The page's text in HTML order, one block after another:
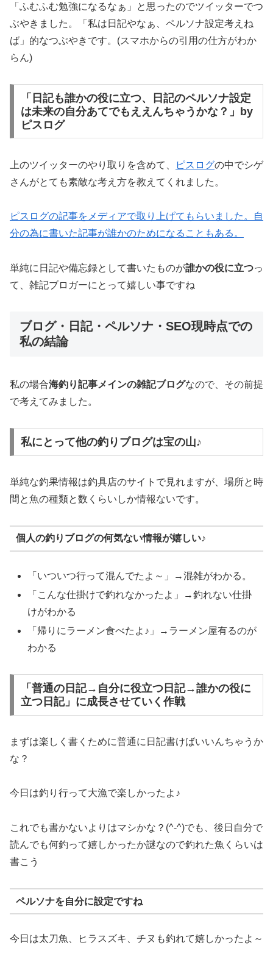
「ふむふむ勉強になるなぁ」と思ったのでツイッターでつ
ぶやきました。「私は日記やなぁ、ペルソナ設定考えね
ば」的なつぶやきです。(スマホからの引用の仕方がわか
らん)
「日記も誰かの役に立つ、日記のペルソナ設定
は未来の自分あてでもええんちゃうかな？」by
ピスログ
上のツイッターのやり取りを含めて、 ピスログの中でシゲ
さんがとても素敵な考え方を教えてくれました。
ピスログの記事をメディアで取り上げてもらいました。自
分の為に書いた記事が誰かのためになることもある。
単純に日記や備忘録として書いたものが誰かの役に立つっ
て、雑記ブロガーにとって嬉しい事ですね
ブログ・日記・ペルソナ・SEO現時点での
私の結論
私の場合海釣り記事メインの雑記ブログなので、その前提
で考えてみました。
私にとって他の釣りブログは宝の山♪
単純な釣果情報は釣具店のサイトで見れますが、場所と時
間と魚の種類と数くらいしか情報ないです。
個人の釣りブログの何気ない情報が嬉しい♪
「いついつ行って混んでたよ～」→混雑がわかる。
「こんな仕掛けで釣れなかったよ」→釣れない仕掛
けがわかる
「帰りにラーメン食べたよ♪」→ラーメン屋有るのが
わかる
「普通の日記→自分に役立つ日記→誰かの役に
立つ日記」に成長させていく作戦
まずは楽しく書くために普通に日記書けばいいんちゃうか
な？
今日は釣り行って大漁で楽しかったよ♪
これでも書かないよりはマシかな？(^-^)でも、後日自分で
読んでも何釣って嬉しかったか謎なので釣れた魚くらいは
書こう
ペルソナを自分に設定ですね
今日は太刀魚、ヒラスズキ、チヌも釣れて嬉しかったよ～